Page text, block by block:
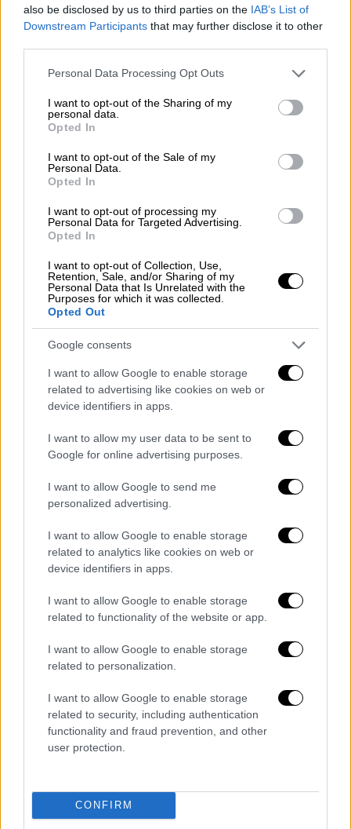
also be disclosed by us to third parties on the IAB’s List of
Downstream Participants that may further disclose it to other
Please note that this website/app uses one or more Google
not limited to your visit or usage behaviour. You may click to
grant or deny consent to Google and its third-party tags to
use your data for below specified purposes in below Google
consent section.
Personal Data Processing Opt Outs
I want to opt-out of the Sharing of my
personal data.
Opted In
I want to opt-out of the Sale of my
Personal Data.
Opted In
I want to opt-out of processing my
Personal Data for Targeted Advertising.
Opted In
I want to opt-out of Collection, Use,
Retention, Sale, and/or Sharing of my
Personal Data that Is Unrelated with the
Purposes for which it was collected.
Opted Out
Google consents
I want to allow Google to enable storage
related to advertising like cookies on web or
device identifiers in apps.
I want to allow my user data to be sent to
Google for online advertising purposes.
I want to allow Google to send me
personalized advertising.
I want to allow Google to enable storage
related to analytics like cookies on web or
device identifiers in apps.
I want to allow Google to enable storage
related to functionality of the website or app.
I want to allow Google to enable storage
related to personalization.
I want to allow Google to enable storage
related to security, including authentication
functionality and fraud prevention, and other
user protection.
CONFIRM
«Θα πρέπει να γίνει αντιληπτό ότι ο
Νετανιάχου, που είναι οΧίτλερτης εποχής
μας, και οι συνεργοί του δεν θα γλιτώσουν
χωρίς να λογοδοτήσουν. Όσο και να
προσπαθεί να γλιτώσει, εμείς θα τον
ακολουθούμε. Μια μέρα, η δικαιοσύνη θα
τους ζητήσει να λογοδοτήσουν για τους
αθώους και για τους καταπιεσμένους. Κι αν
δεν το κάνει η δικαιοσύνη, θα το κάνει η
Κοινή στρατιωτική επιχείρηση με το
Ωστόσο, οΤαγίπ Ερντογάνδεν περιορίστηκε
μόνο στα θέματα τηςΓάζας. Αναφέρθηκε και
στις επαφές του στο Ιράκ κι εξέφρασε την
ελπίδα ότι η οργάνωση PKK θα αναγνωριστεί
επίσημα ως τρομοκρατική οργάνωση. Όσον
αφορά την πιθανή επιχείρηση με το Ιράκ,
επεσήμανε ότι η εξάλειψη της
τρομοκρατικής απειλής είναι και προς το
συμφέρον τουΙράκ.
«Και στοΙράκκαι στηΣυρία, κυρίως ο βάλτος
της τρομοκρατίας θα αποξηραθεί όχι μόνο με
τις δικές μας προσπάθειες αλλά και από τις
κοινές προσπάθειες των κυβερνήσεων των
δύο χωρών. Αυτός ο αγώνας θα συνεχιστεί
σύνορά μας, στο πλαίσιο του διεθνούς
δικαίου και με σεβασμό της εδαφικής
ακεραιότητας των γειτόνων μας. Είτε έτσι
είτε αλλιώς εμείς θα αφανίσουμε την
τρομοκρατία. Είμαστε αποφασισμένοι σε
αυτό το θέμα», ανέφερε οΤούρκος
πρόεδρος.
Όσον αφορά το έργο της Αναπτυξιακής Οδού,